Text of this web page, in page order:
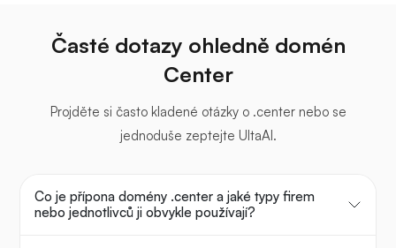
Časté dotazy ohledně domén
Center
Projděte si často kladené otázky o .center nebo se
jednoduše zeptejte UltaAI.
Co je přípona domény .center a jaké typy firem
nebo jednotlivců ji obvykle používají?